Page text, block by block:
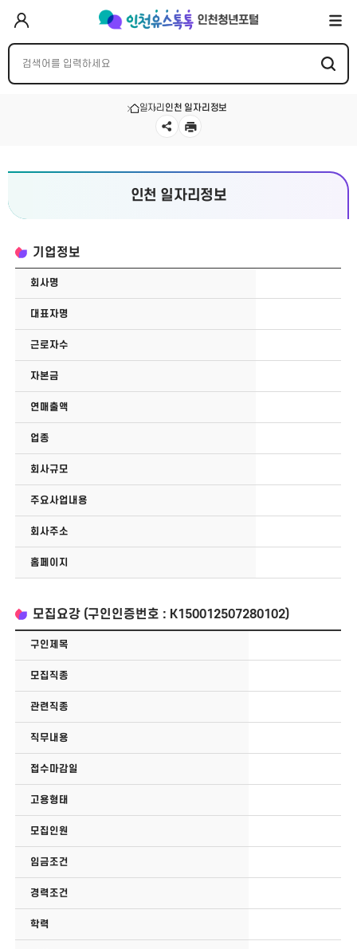
일자리 인천 일자리정보
인천 일자리정보
기업정보
회사명
대표자명
근로자수
자본금
연매출액
업종
회사규모
주요사업내용
회사주소
홈페이지
모집요강 (구인인증번호 : K150012507280102)
구인제목
모집직종
관련직종
직무내용
접수마감일
고용형태
모집인원
임금조건
경력조건
학력